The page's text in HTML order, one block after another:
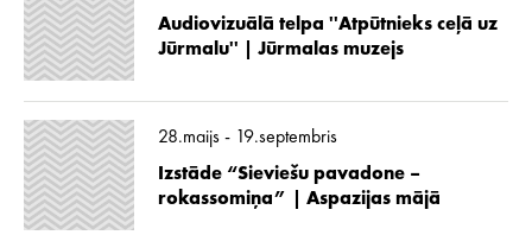
Audiovizuālā telpa ''Atpūtnieks ceļā uz
Jūrmalu'' | Jūrmalas muzejs
28.maijs - 19.septembris
Izstāde “Sieviešu pavadone –
rokassomiņa” | Aspazijas mājā